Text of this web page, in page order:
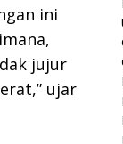
ini
jujur
ujar